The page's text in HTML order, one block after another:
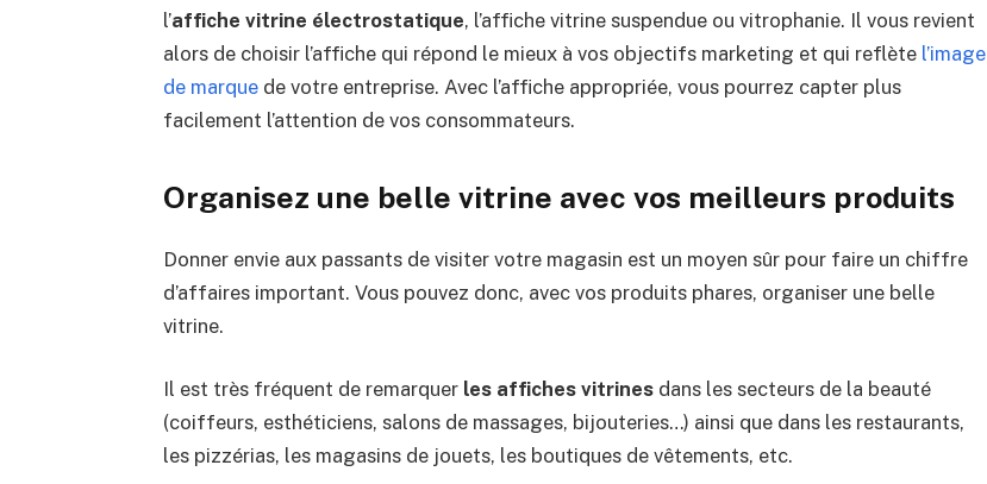
l’affiche vitrine électrostatique, l’affiche vitrine suspendue ou vitrophanie. Il vous revient
alors de choisir l’affiche qui répond le mieux à vos objectifs marketing et qui reflète l’image
de marquede votre entreprise. Avec l’affiche appropriée, vous pourrez capter plus
facilement l’attention de vos consommateurs.
Organisez une belle vitrine avec vos meilleurs produits
Donner envie aux passants de visiter votre magasin est un moyen sûr pour faire un chiffre
d’affaires important. Vous pouvez donc, avec vos produits phares, organiser une belle
vitrine.
Il est très fréquent de remarquerles affiches vitrines dans les secteurs de la beauté
(coiffeurs, esthéticiens, salons de massages, bijouteries…) ainsi que dans les restaurants,
les pizzérias, les magasins de jouets, les boutiques de vêtements, etc.